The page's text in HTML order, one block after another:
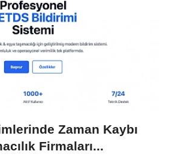
Zaman Kaybı
Firmaları...